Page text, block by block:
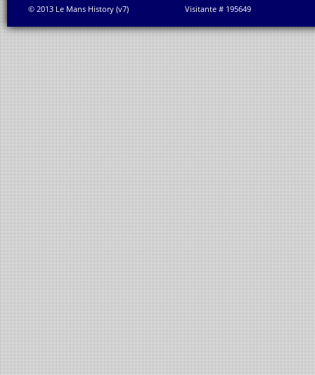
© 2013 Le Mans History (v7) Visitante # 195649